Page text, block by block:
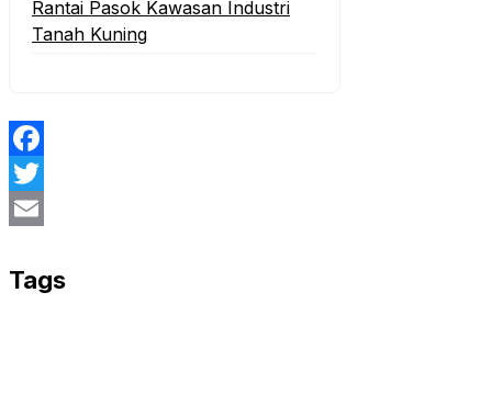
Rantai Pasok Kawasan Industri
Tanah Kuning
Facebook
Twitter
Tags